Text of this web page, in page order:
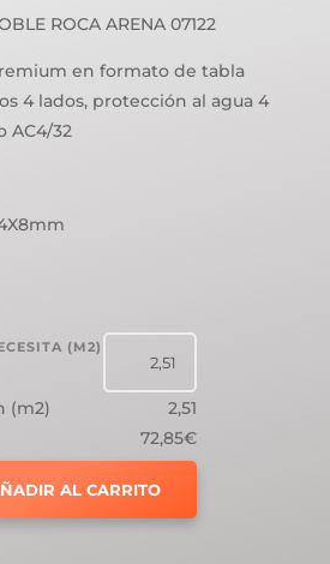
ROCA ARENA 07122
en formato de tabla
4 lados, protección al agua 4
AC4/32
(M2)
(m2)
2,51
72,85€
AL CARRITO